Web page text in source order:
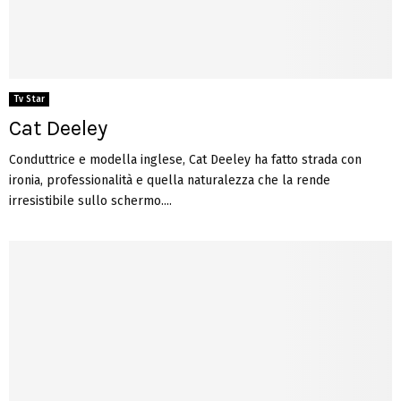
Tv Star
Cat Deeley
Conduttrice e modella inglese, Cat Deeley ha fatto strada con
ironia, professionalità e quella naturalezza che la rende
irresistibile sullo schermo....